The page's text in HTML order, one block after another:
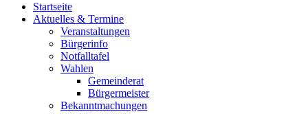
Startseite
Aktuelles & Termine
Veranstaltungen
Bürgerinfo
Notfalltafel
Wahlen
Gemeinderat
Bürgermeister
Bekanntmachungen